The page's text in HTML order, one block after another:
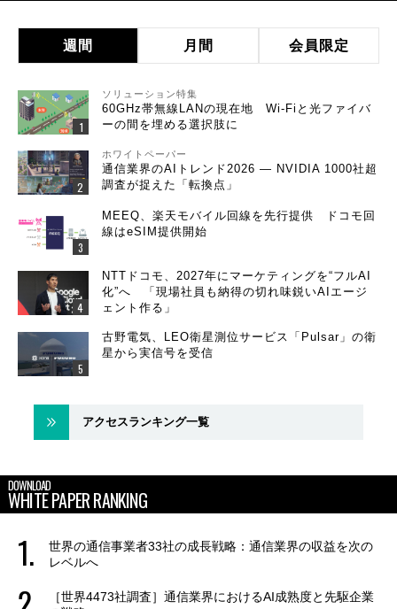
週間 月間 会員限定
ソリューション特集
60GHz帯無線LANの現在地 Wi-Fiと光ファイバ
ーの間を埋める選択肢に
ホワイトペーパー
通信業界のAIトレンド2026 ― NVIDIA 1000社超
調査が捉えた「転換点」
MEEQ、楽天モバイル回線を先行提供 ドコモ回
線はeSIM提供開始
NTTドコモ、2027年にマーケティングを“フルAI
化”へ 「現場社員も納得の切れ味鋭いAIエージ
ェント作る」
古野電気、LEO衛星測位サービス「Pulsar」の衛
星から実信号を受信
アクセスランキング一覧
DOWNLOAD
WHITE PAPER RANKING
世界の通信事業者33社の成長戦略：通信業界の収益を次の
レベルへ
［世界4473社調査］通信業界におけるAI成熟度と先駆企業